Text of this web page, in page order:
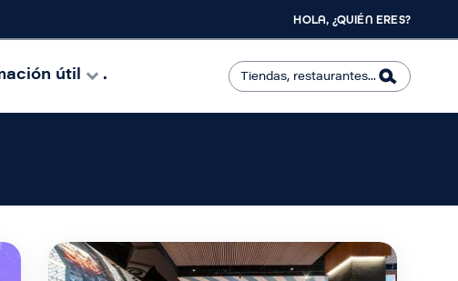
HOLA, ¿QUIÉN ERES?
útil .